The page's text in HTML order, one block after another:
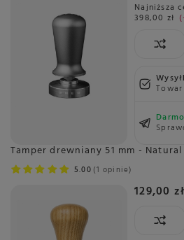
Najniższa
398,00 zł
Tamper drewniany 51 mm - Natural
5.00 1 opinie
129,00 zł